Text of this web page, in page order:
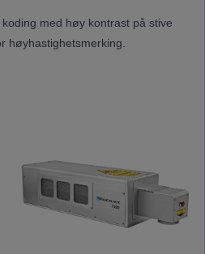
med høy kontrast på stive
høyhastighetsmerking.